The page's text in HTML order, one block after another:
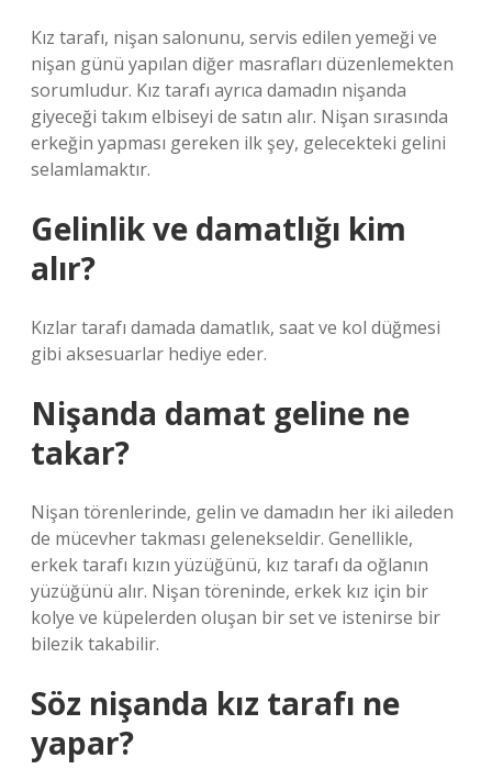
Kız tarafı, nişan salonunu, servis edilen yemeği ve
nişan günü yapılan diğer masrafları düzenlemekten
sorumludur. Kız tarafı ayrıca damadın nişanda
giyeceği takım elbiseyi de satın alır. Nişan sırasında
erkeğin yapması gereken ilk şey, gelecekteki gelini
selamlamaktır.
Gelinlik ve damatlığı kim
alır?
Kızlar tarafı damada damatlık, saat ve kol düğmesi
gibi aksesuarlar hediye eder.
Nişanda damat geline ne
takar?
Nişan törenlerinde, gelin ve damadın her iki aileden
de mücevher takması gelenekseldir. Genellikle,
erkek tarafı kızın yüzüğünü, kız tarafı da oğlanın
yüzüğünü alır. Nişan töreninde, erkek kız için bir
kolye ve küpelerden oluşan bir set ve istenirse bir
bilezik takabilir.
Söz nişanda kız tarafı ne
yapar?